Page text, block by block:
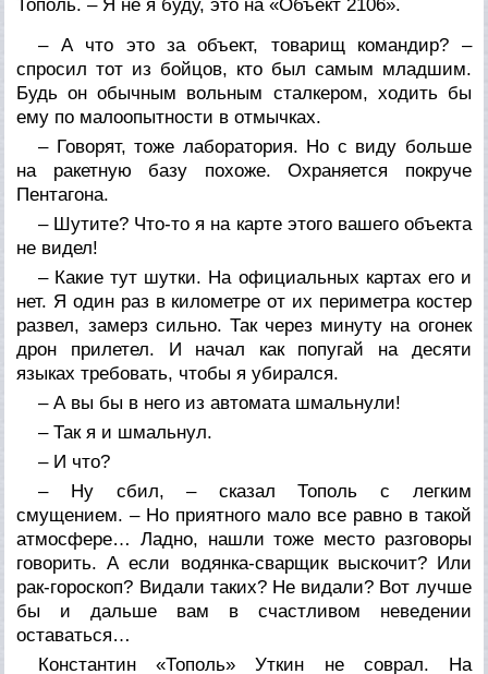
Тополь. – Я не я буду, это на «Объект 2106».
– А что это за объект, товарищ командир? –
спросил тот из бойцов, кто был самым младшим.
Будь он обычным вольным сталкером, ходить бы
ему по малоопытности в отмычках.
– Говорят, тоже лаборатория. Но с виду больше
на ракетную базу похоже. Охраняется покруче
Пентагона.
– Шутите? Что-то я на карте этого вашего объекта
не видел!
– Какие тут шутки. На официальных картах его и
нет. Я один раз в километре от их периметра костер
развел, замерз сильно. Так через минуту на огонек
дрон прилетел. И начал как попугай на десяти
языках требовать, чтобы я убирался.
– А вы бы в него из автомата шмальнули!
– Так я и шмальнул.
– И что?
– Ну сбил, – сказал Тополь с легким
смущением. – Но приятного мало все равно в такой
атмосфере… Ладно, нашли тоже место разговоры
говорить. А если водянка-сварщик выскочит? Или
рак-гороскоп? Видали таких? Не видали? Вот лучше
бы и дальше вам в счастливом неведении
оставаться…
Константин «Тополь» Уткин не соврал. На